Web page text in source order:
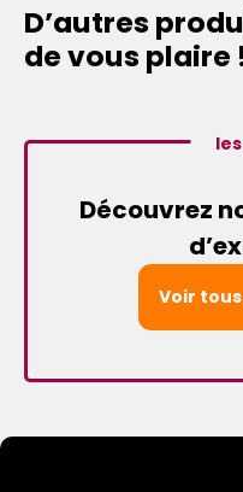
D’autres
de vous plaire
Découvrez
Voir